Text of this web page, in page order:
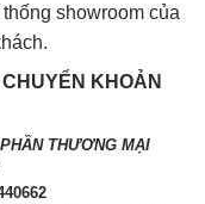
showroom của
KHOẢN
THƯƠNG MẠI